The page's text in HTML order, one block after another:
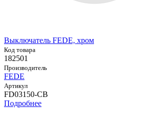
Выключатель FEDE, хром
Код товара
182501
Производитель
FEDE
Артикул
FD03150-CB
Подробнее